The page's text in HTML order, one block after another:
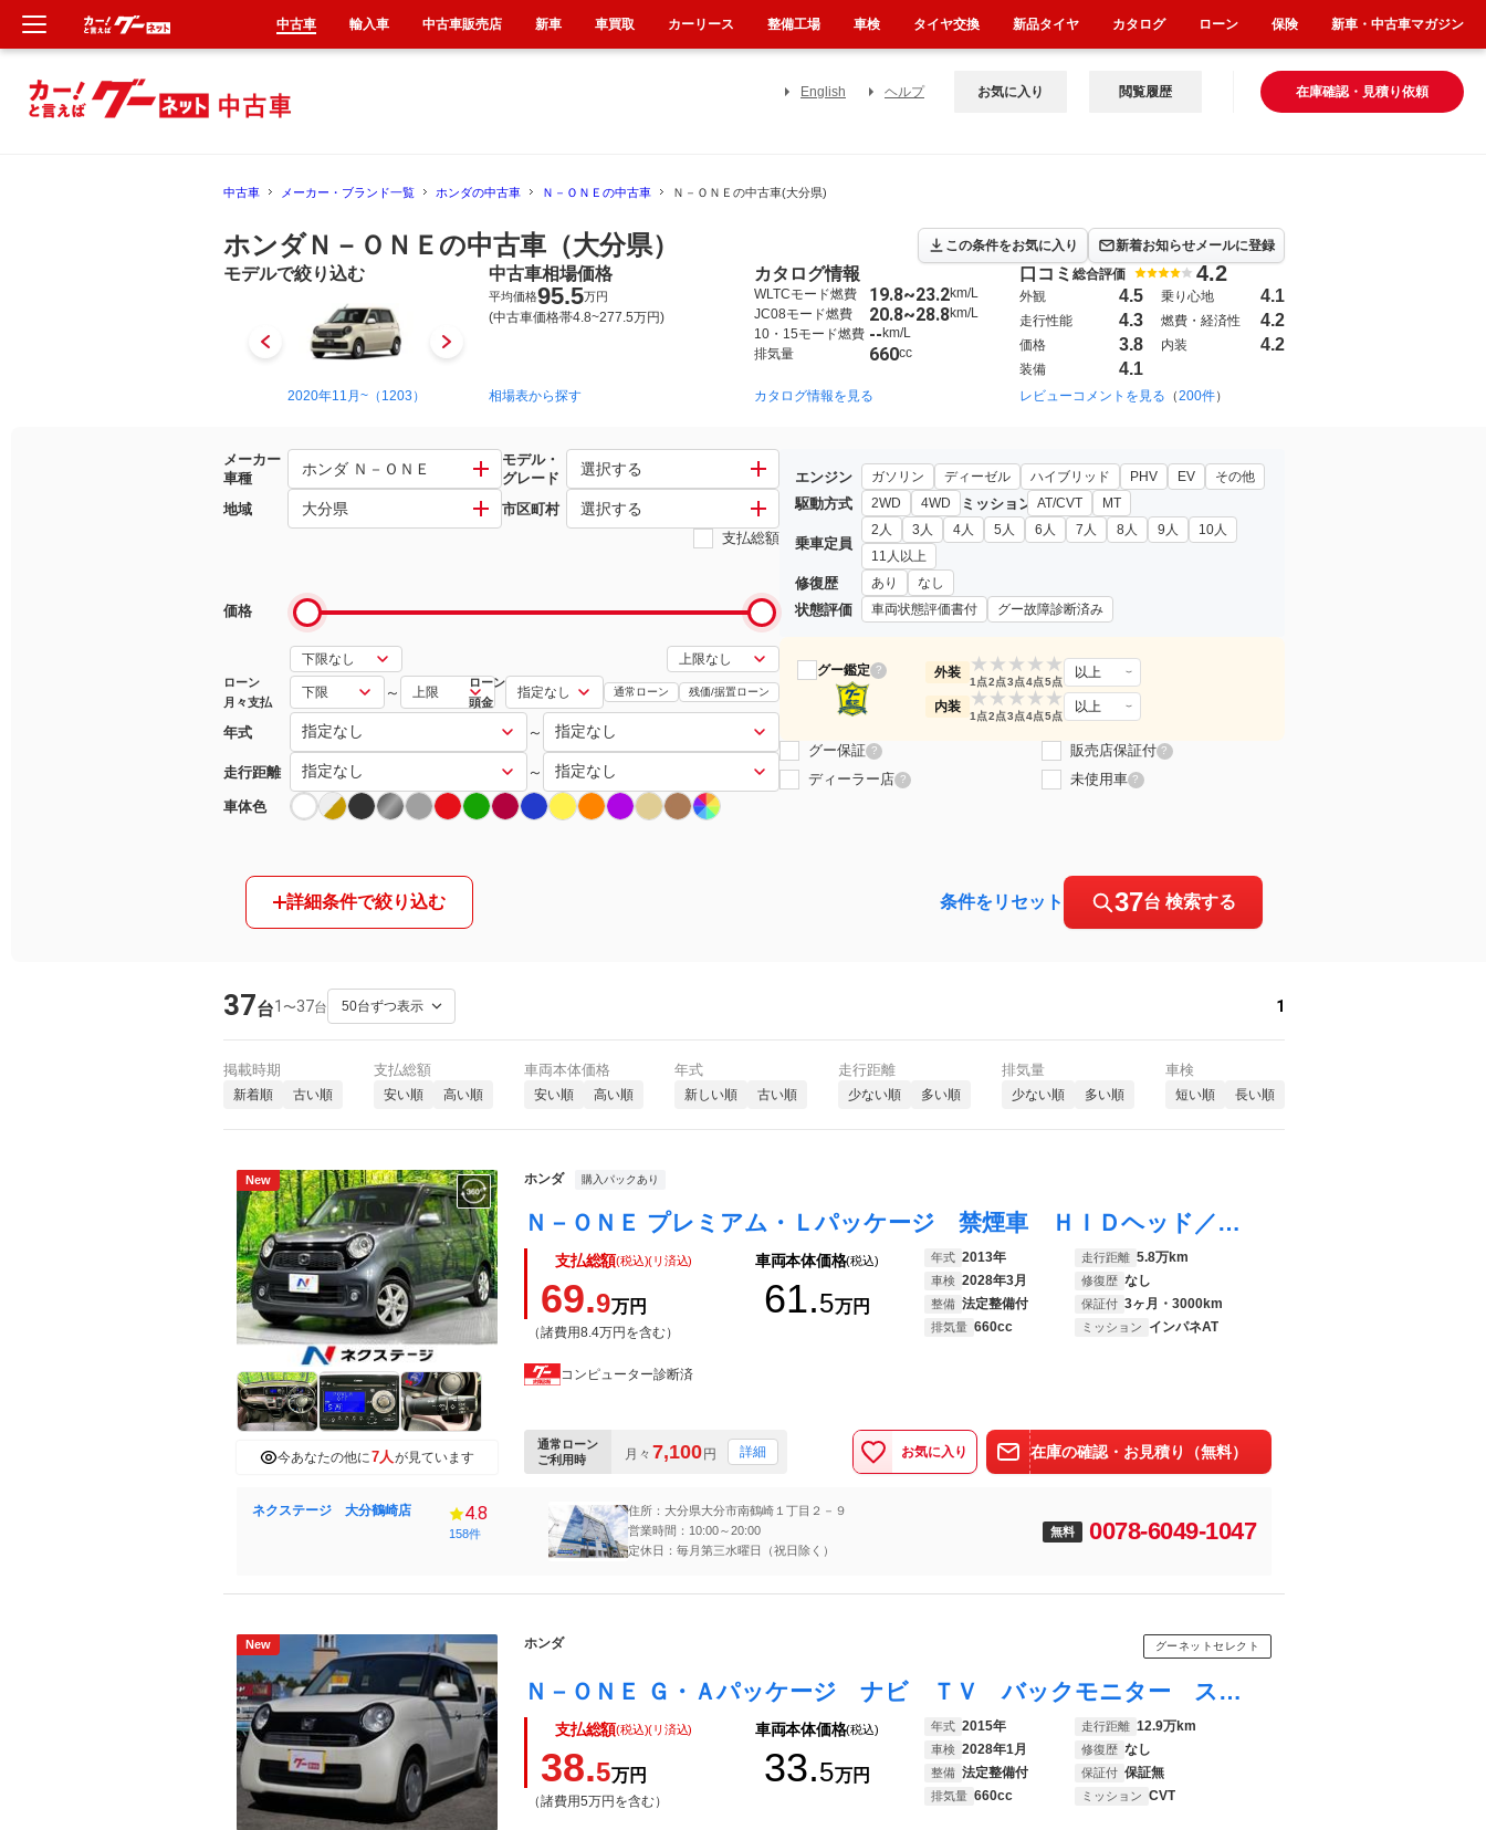
English ヘルプ 在庫確認・見積り依頼
お気に入り 閲覧履歴
中古車 メーカー・ブランド一覧 ホンダの中古車 Ｎ－ＯＮＥの中古車 Ｎ－ＯＮＥの中古車(大分県)
ホンダＮ－ＯＮＥの中古車（大分県） この条件をお気に入り 新着お知らせメールに登録
モデルで絞り込む
2020年11月~（1203） 2012年11月~2020年3月（1940） 2020年11月~（1203）
中古車相場価格
平均価格95.5万円
(中古車価格帯4.8~277.5万円)
相場表から探す
カタログ情報
WLTCモード燃費 19.8~23.2km/L
JC08モード燃費
20.8~28.8km/L
10・15モード燃費 -- km/L
排気量
660cc
カタログ情報を見る
口コミ 総合評価 4.2
外観 4.5 乗り心地 4.1
走行性能 4.3 燃費・経済性 4.2
価格 3.8 内装 4.2
装備 4.1
レビューコメントを見る （200件）
メーカー
車種
ホンダ Ｎ－ＯＮＥ
モデル・
グレード
選択する
地域 大分県 市区町村 選択する
支払総額
価格
ローン
月々支払
～
ローン
頭金
通常ローン 残価/据置ローン
年式 ～
走行距離 ～
車体色
エンジン ガソリン ディーゼル ハイブリッド PHV EV その他
駆動方式 2WD 4WD ミッション AT/CVT MT
乗車定員
2人 3人 4人 5人 6人 7人 8人 9人
10人
11人以上
修復歴 あり なし
状態評価 車両状態評価書付 グー故障診断済み
グー鑑定 ? 外装 ★
1点
★
2点
★
3点
★
4点
★
5点
以上
内装 ★
1点
★
2点
★
3点
★
4点
★
5点
以上
グー保証 ? 販売店保証付 ?
ディーラー店 ? 未使用車 ?
詳細条件で絞り込む 条件をリセット 37台 検索する
37台1 〜37台 1
掲載時期
新着順 古い順
支払総額
安い順 高い順
車両本体価格
安い順 高い順
年式
新しい順 古い順
走行距離
少ない順 多い順
排気量
少ない順 多い順
車検
短い順 長い順
New
今あなたの他に7人が見ています
ホンダ 購入パックあり
Ｎ－ＯＮＥ プレミアム・Ｌパッケージ 禁煙車 ＨＩＤヘッド／フォグ オーディオ オートライト／エアコン スマートキー 電動格納ミラー 純正１４インチアルミ 革巻きステアリング 横滑り防止装置 盗難防止システム
支払総額(税込)(リ済込)
69.9万円
（諸費用8.4万円を含む）
車両本体価格(税込)
61.5万円
年式 2013年 走行距離 5.8万km
車検 2028年3月 修復歴 なし
整備 法定整備付 保証付 3ヶ月・3000km
排気量 660cc ミッション インパネAT
コンピューター診断済
通常ローン
ご利用時
月々 7,100円 詳細 お気に入り 在庫の確認・お見積り（無料）
ネクステージ 大分鶴崎店 4.8
158件
住所：大分県大分市南鶴崎１丁目２－９
営業時間：10:00～20:00
定休日：毎月第三水曜日（祝日除く）
無料 0078-6049-1047
New ホンダ グーネットセレクト
Ｎ－ＯＮＥ Ｇ・Ａパッケージ ナビ ＴＶ バックモニター スマートキー プッシュスタート トラクションコントロール オートエアコン 電動格納ミラー パワーステアリング
支払総額(税込)(リ済込)
38.5万円
（諸費用5万円を含む）
車両本体価格(税込)
33.5万円
年式 2015年 走行距離 12.9万km
車検 2028年1月 修復歴 なし
整備 法定整備付 保証付 保証無
排気量 660cc ミッション CVT
中古車 輸入車 中古車販売店 新車 車買取 カーリース 整備工場 車検 タイヤ交換 新品タイヤ カタログ ローン 保険 新車・中古車マガジン
新車